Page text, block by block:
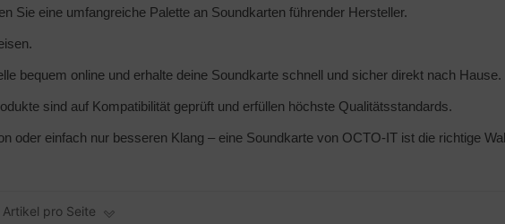
Sie eine umfangreiche Palette an Soundkarten führender Hersteller.
bequem online und erhalte deine Soundkarte schnell und sicher direkt nach Hause.
sind auf Kompatibilität geprüft und erfüllen höchste Qualitätsstandards.
oder einfach nur besseren Klang – eine Soundkarte von OCTO-IT ist die richtige
Artikel pro Seite